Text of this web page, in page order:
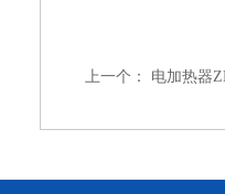
上一个： 电加热器